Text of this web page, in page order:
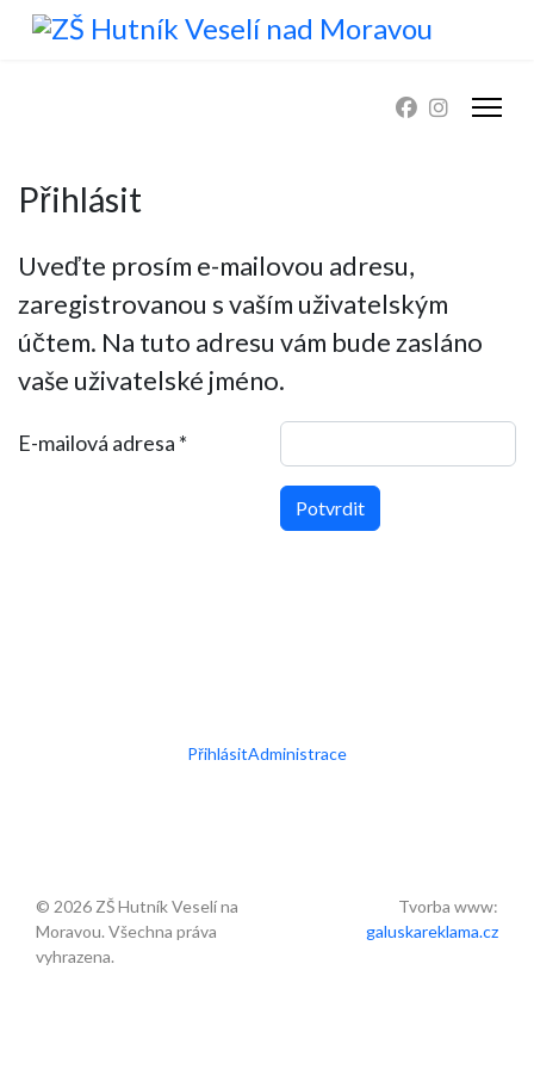
Přihlásit
Uveďte prosím e-mailovou adresu,
zaregistrovanou s vaším uživatelským
účtem. Na tuto adresu vám bude zasláno
vaše uživatelské jméno.
E-mailová adresa *
Potvrdit
PřihlásitAdministrace
© 2026 ZŠ Hutník Veselí na
Moravou. Všechna práva
vyhrazena.
Tvorba www:
galuskareklama.cz